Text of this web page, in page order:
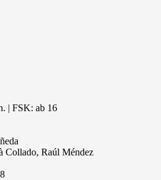
| FSK: ab 16
Collado, Raúl Méndez